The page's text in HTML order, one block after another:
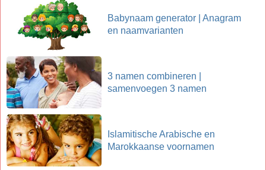
Babynaam generator | Anagram
en naamvarianten
3 namen combineren |
samenvoegen 3 namen
Islamitische Arabische en
Marokkaanse voornamen